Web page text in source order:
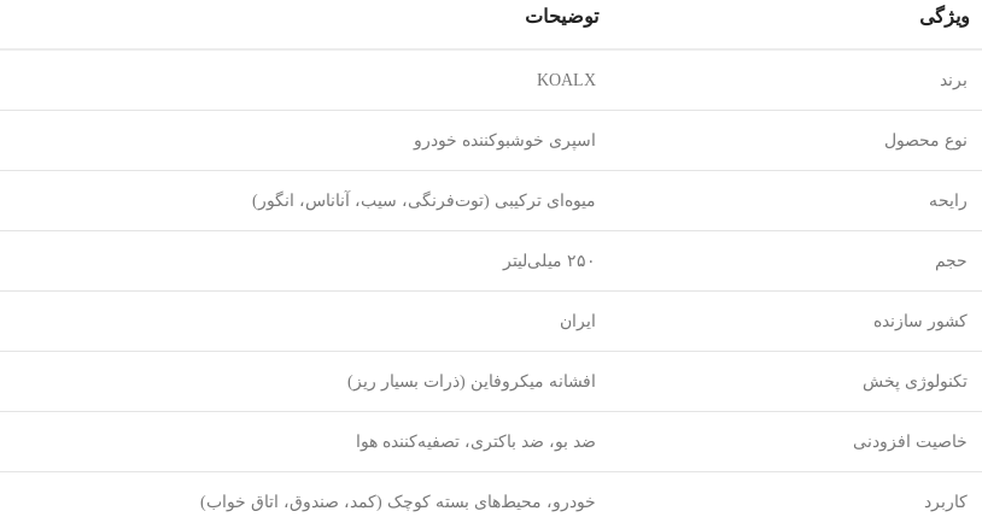
ویژگی توضیحات
برند KOALX
نوع محصول اسپری خوشبوکننده خودرو
رایحه میوه‌ای ترکیبی (توت‌فرنگی، سیب، آناناس، انگور)
حجم ۲۵۰ میلی‌لیتر
کشور سازنده ایران
تکنولوژی پخش افشانه میکروفاین (ذرات بسیار ریز)
خاصیت افزودنی ضد بو، ضد باکتری، تصفیه‌کننده هوا
کاربرد خودرو، محیط‌های بسته کوچک (کمد، صندوق، اتاق خواب)